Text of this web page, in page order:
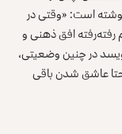
است: «وقتی در
رفته‌رفته افق ذهنی و
در چنین وضعیتی،
حتا عاشق شدن باقی